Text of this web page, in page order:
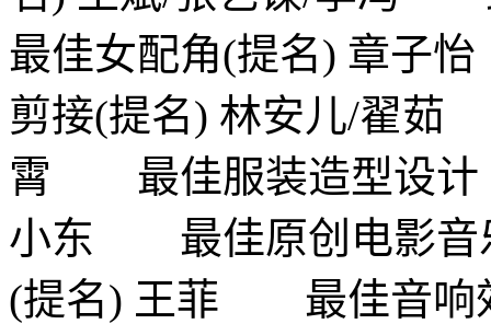
最佳女配角(提名) 章
剪接(提名) 林安儿/翟
霄 最佳服装造型设计
小东 最佳原创电影音
(提名) 王菲 最佳音响